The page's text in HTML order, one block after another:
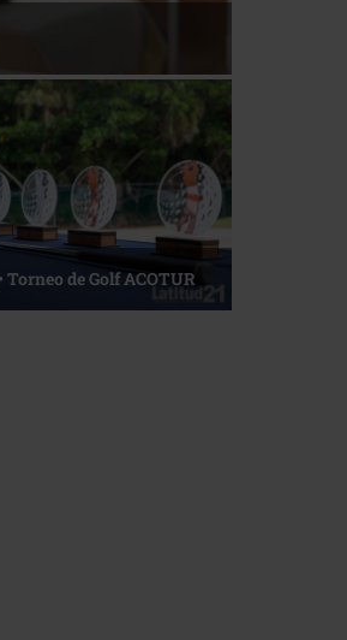
Torneo de Golf ACOTUR